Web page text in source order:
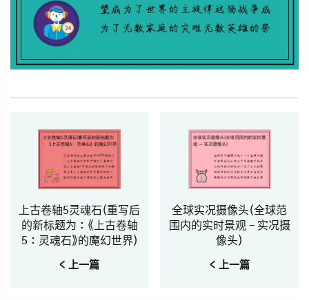
上古卷轴5灵魂石(重写后
的新标题为：《上古卷轴
5：灵魂石》的魔幻世界)
< 上一篇
全球实况摄像头(全球范
围内的实时景观 – 实况摄
像头)
< 上一篇